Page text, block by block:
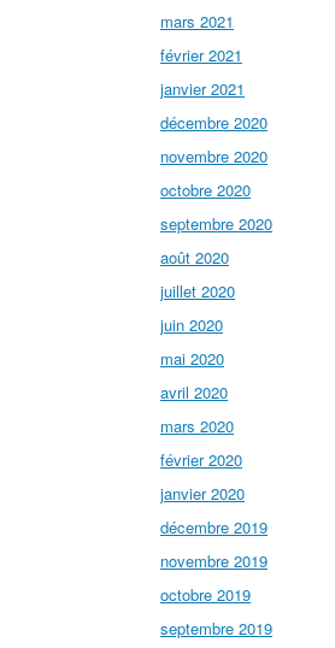
mars 2021
février 2021
janvier 2021
décembre 2020
novembre 2020
octobre 2020
septembre 2020
août 2020
juillet 2020
juin 2020
mai 2020
avril 2020
mars 2020
février 2020
janvier 2020
décembre 2019
novembre 2019
octobre 2019
septembre 2019